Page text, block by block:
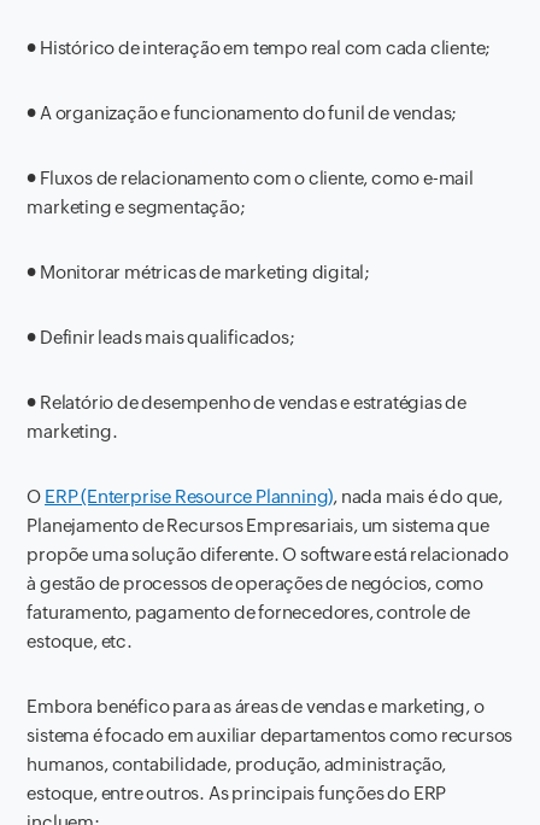
● Histórico de interação em tempo real com cada cliente;
● A organização e funcionamento do funil de vendas;
● Fluxos de relacionamento com o cliente, como e-mail
marketing e segmentação;
● Monitorar métricas de marketing digital;
● Definir leads mais qualificados;
● Relatório de desempenho de vendas e estratégias de
marketing.
O ERP (Enterprise Resource Planning), nada mais é do que,
Planejamento de Recursos Empresariais, um sistema que
propõe uma solução diferente. O software está relacionado
à gestão de processos de operações de negócios, como
faturamento, pagamento de fornecedores, controle de
estoque, etc.
Embora benéfico para as áreas de vendas e marketing, o
sistema é focado em auxiliar departamentos como recursos
humanos, contabilidade, produção, administração,
estoque, entre outros. As principais funções do ERP